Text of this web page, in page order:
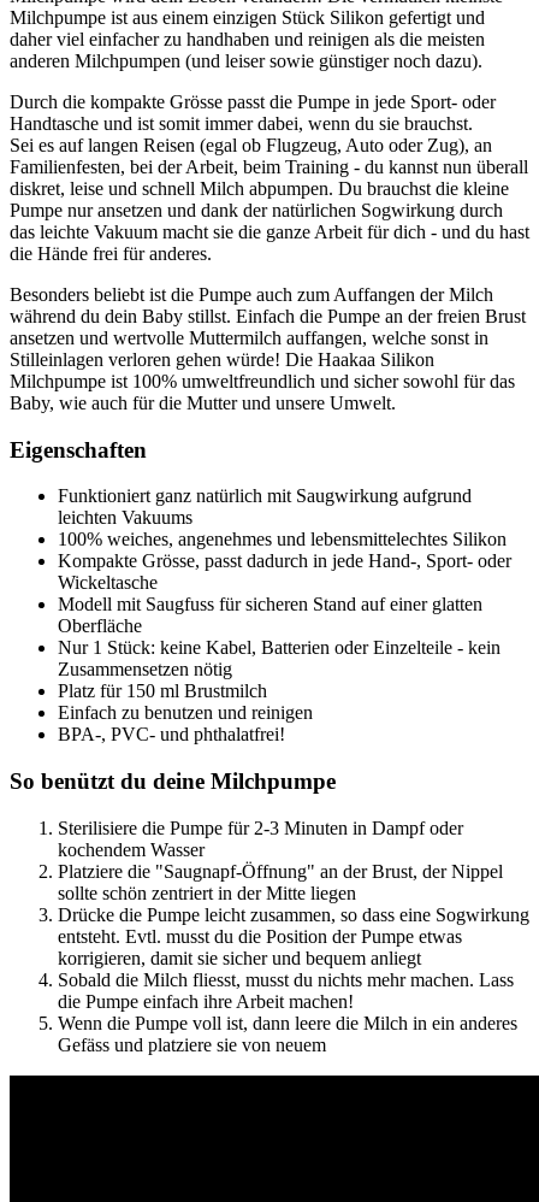
Milchpumpe ist aus einem einzigen Stück Silikon gefertigt und
daher viel einfacher zu handhaben und reinigen als die meisten
anderen Milchpumpen (und leiser sowie günstiger noch dazu).
Durch die kompakte Grösse passt die Pumpe in jede Sport- oder
Handtasche und ist somit immer dabei, wenn du sie brauchst.
Sei es auf langen Reisen (egal ob Flugzeug, Auto oder Zug), an
Familienfesten, bei der Arbeit, beim Training - du kannst nun überall
diskret, leise und schnell Milch abpumpen. Du brauchst die kleine
Pumpe nur ansetzen und dank der natürlichen Sogwirkung durch
das leichte Vakuum macht sie die ganze Arbeit für dich - und du hast
die Hände frei für anderes.
Besonders beliebt ist die Pumpe auch zum Auffangen der Milch
während du dein Baby stillst. Einfach die Pumpe an der freien Brust
ansetzen und wertvolle Muttermilch auffangen, welche sonst in
Stilleinlagen verloren gehen würde! Die Haakaa Silikon
Milchpumpe ist 100% umweltfreundlich und sicher sowohl für das
Baby, wie auch für die Mutter und unsere Umwelt.
Eigenschaften
Funktioniert ganz natürlich mit Saugwirkung aufgrund
leichten Vakuums
100% weiches, angenehmes und lebensmittelechtes Silikon
Kompakte Grösse, passt dadurch in jede Hand-, Sport- oder
Wickeltasche
Modell mit Saugfuss für sicheren Stand auf einer glatten
Oberfläche
Nur 1 Stück: keine Kabel, Batterien oder Einzelteile - kein
Zusammensetzen nötig
Platz für 150 ml Brustmilch
Einfach zu benutzen und reinigen
BPA-, PVC- und phthalatfrei!
So benützt du deine Milchpumpe
Sterilisiere die Pumpe für 2-3 Minuten in Dampf oder
kochendem Wasser
Platziere die "Saugnapf-Öffnung" an der Brust, der Nippel
sollte schön zentriert in der Mitte liegen
Drücke die Pumpe leicht zusammen, so dass eine Sogwirkung
entsteht. Evtl. musst du die Position der Pumpe etwas
korrigieren, damit sie sicher und bequem anliegt
Sobald die Milch fliesst, musst du nichts mehr machen. Lass
die Pumpe einfach ihre Arbeit machen!
Wenn die Pumpe voll ist, dann leere die Milch in ein anderes
Gefäss und platziere sie von neuem